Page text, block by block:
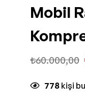
Mobil
₺60.000,00
778 kişi